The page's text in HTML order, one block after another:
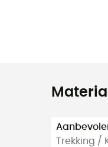
Trekking /